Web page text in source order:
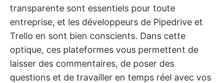
transparente sont essentiels pour toute
entreprise, et les développeurs de Pipedrive et
Trello en sont bien conscients. Dans cette
optique, ces plateformes vous permettent de
laisser des commentaires, de poser des
questions et de travailler en temps réel avec vos